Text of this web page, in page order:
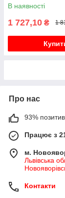
В наявності
1 727,10 ₴ 1
Про нас
93%
Працює з
м.
Львівська
Контакти